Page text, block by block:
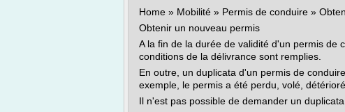
Home » Mobilité » Permis de conduire »
Obtenir un nouveau permis
A la fin de la durée de validité d'un permis de
conditions de la délivrance sont remplies.
En outre, un duplicata d'un permis de
exemple, le permis a été perdu, volé,
Il n'est pas possible de demander un duplicata